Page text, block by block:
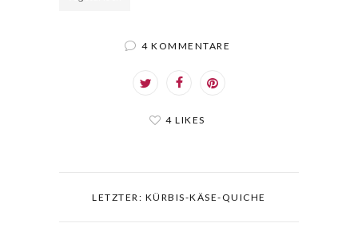
4 KOMMENTARE
4 LIKES
LETZTER: KÜRBIS-KÄSE-QUICHE